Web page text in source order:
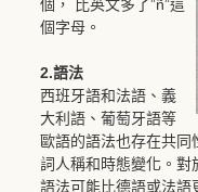
個， 比英文多了”ñ”這
個字母。
2.語法
西班牙語和法語、義
大利語、葡萄牙語等
歐語的語法也存在共同
詞人稱和時態變化。對
語法可能比德語或法語